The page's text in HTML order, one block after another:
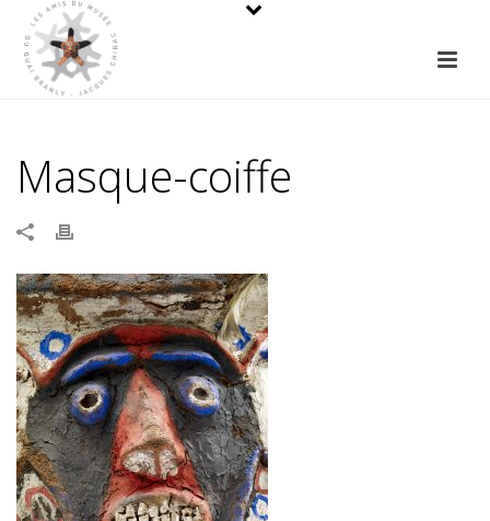
Masque-coiffe